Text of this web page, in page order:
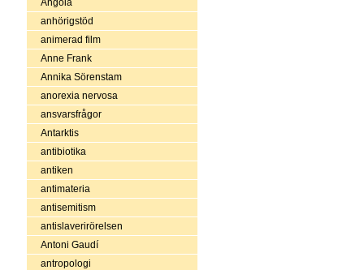
Angola
anhörigstöd
animerad film
Anne Frank
Annika Sörenstam
anorexia nervosa
ansvarsfrågor
Antarktis
antibiotika
antiken
antimateria
antisemitism
antislaverirörelsen
Antoni Gaudí
antropologi